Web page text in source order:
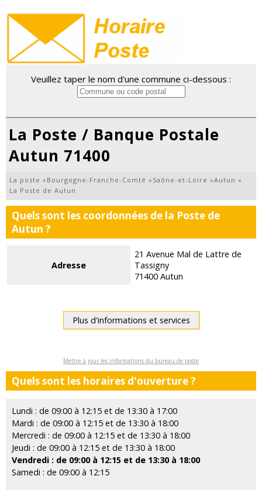
Veuillez taper le nom d'une commune ci-dessous :
La Poste / Banque Postale
Autun 71400
La poste » Bourgogne-Franche-Comté » Saône-et-Loire »Autun »
La Poste de Autun
Quels sont les coordonnées de la Poste de
Autun ?
Adresse
21 Avenue Mal de Lattre de
Tassigny
71400 Autun
Plus d'informations et services
Mettre à jour les informations du bureau de poste
Quels sont les horaires d'ouverture ?
Lundi : de 09:00 à 12:15 et de 13:30 à 17:00
Mardi : de 09:00 à 12:15 et de 13:30 à 18:00
Mercredi : de 09:00 à 12:15 et de 13:30 à 18:00
Jeudi : de 09:00 à 12:15 et de 13:30 à 18:00
Vendredi : de 09:00 à 12:15 et de 13:30 à 18:00
Samedi : de 09:00 à 12:15